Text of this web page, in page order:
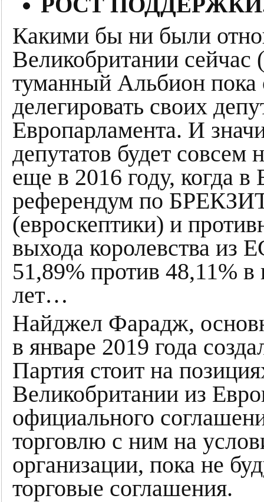
Какими бы ни были
Великобритании
туманный Альбион пока
делегировать своих
Европарламента. И
депутатов будет совсем
еще в 2016 году, когда
референдум по
(евроскептики) и
выхода королевства из
51,89% против 48,11%
лет…
Найджел Фарадж,
в январе 2019 года
Партия стоит на
Великобритании из
официального
торговлю с ним на
организации, пока не
торговые соглашения.